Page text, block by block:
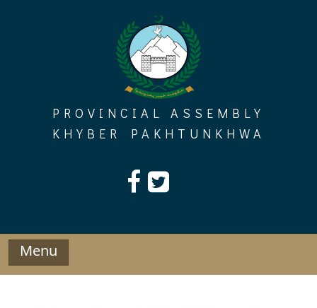
PROVINCIAL ASSEMBLY
KHYBER PAKHTUNKHWA
Menu